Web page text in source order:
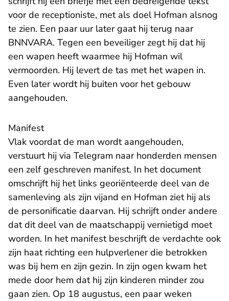
voor de receptioniste, met als doel Hofman alsnog
te zien. Een paar uur later gaat hij terug naar
BNNVARA. Tegen een beveiliger zegt hij dat hij
een wapen heeft waarmee hij Hofman wil
vermoorden. Hij levert de tas met het wapen in.
Even later wordt hij buiten voor het gebouw
aangehouden.
Manifest
Vlak voordat de man wordt aangehouden,
verstuurt hij via Telegram naar honderden mensen
een zelf geschreven manifest. In het document
omschrijft hij het links georiënteerde deel van de
samenleving als zijn vijand en Hofman ziet hij als
de personificatie daarvan. Hij schrijft onder andere
dat dit deel van de maatschappij vernietigd moet
worden. In het manifest beschrijft de verdachte ook
zijn haat richting een hulpverlener die betrokken
was bij hem en zijn gezin. In zijn ogen kwam het
mede door hem dat hij zijn kinderen minder zou
gaan zien. Op 18 augustus, een paar weken